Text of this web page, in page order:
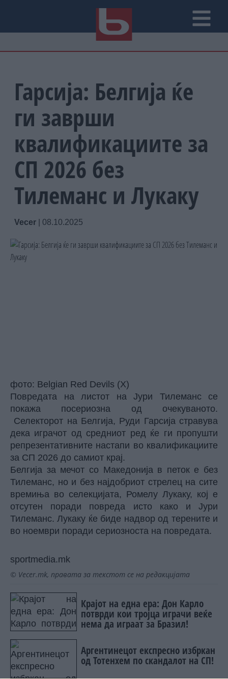
Гарсија: Белгија ќе
ги заврши
квалификациите за
СП 2026 без
Тилеманс и Лукаку
Vecer 08.10.2025
фото: Belgian Red Devils (X)
Повредата на листот на Јури Тилеманс се
покажa посериозна од очекуваното.
Селекторот на Белгија, Руди Гарсија стравува
дека играчот од средниот ред ќе ги пропушти
репрезентативните настапи во квалификациите
за СП 2026 до самиот крај.
Белгија за мечот со Македонија в петок е без
Тилеманс, но и без најдобриот стрелец на сите
времиња во селекцијата, Ромелу Лукаку, кој е
отсутен поради повреда исто како и Јури
Тилеманс. Лукаку ќе биде надвор од терените и
во ноември поради сериозноста на повредата.
sportmedia.mk
© Vecer.mk, правата за текстот се на редакцијата
Крајот на една ера: Дон Карло
потврди кои тројца играчи веќе
нема да играат за Бразил!
Аргентинецот експресно избркан
од Тотенхем по скандалот на СП!